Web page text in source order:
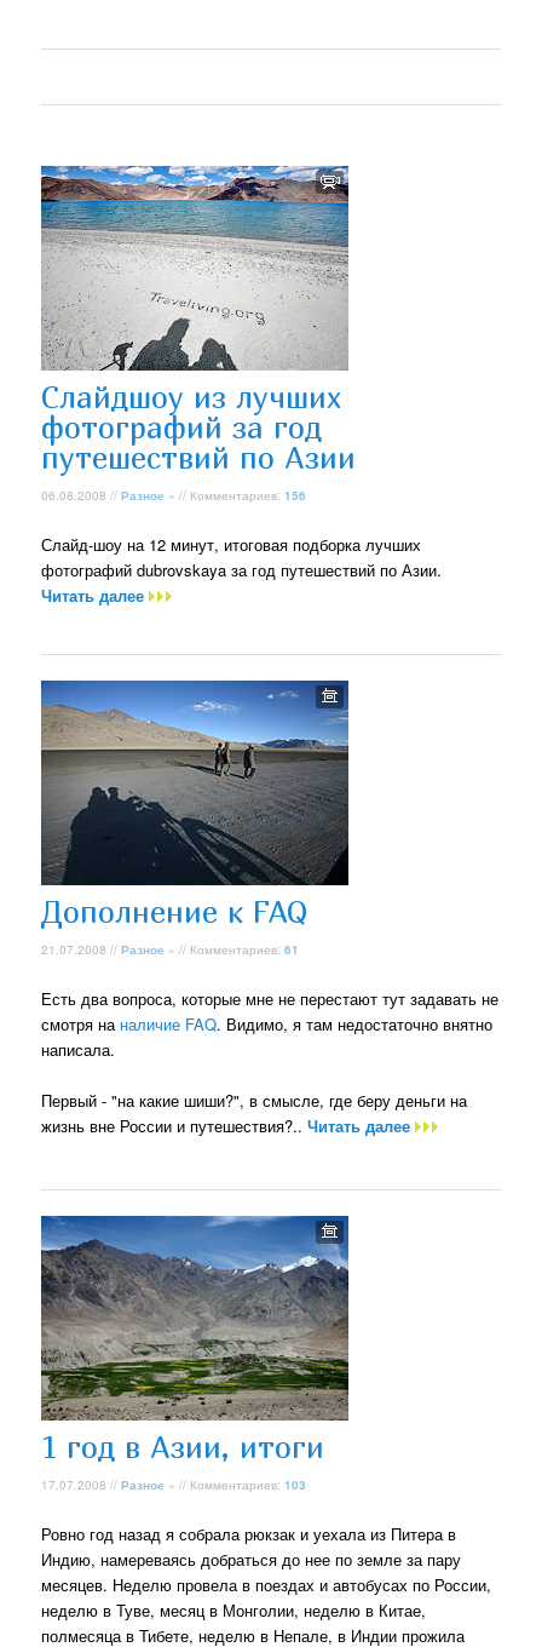
Слайдшоу из лучших
фотографий за год
путешествий по Азии
06.08.2008 //Разное » // Комментариев:156
Слайд-шоу на 12 минут, итоговая подборка лучших
фотографий dubrovskaya за год путешествий по Азии.
Читать далее
Дополнение к FAQ
21.07.2008 //Разное » // Комментариев:61
Есть два вопроса, которые мне не перестают тут задавать не
смотря на наличие FAQ. Видимо, я там недостаточно внятно
написала.
Первый - "на какие шиши?", в смысле, где беру деньги на
жизнь вне России и путешествия?..Читать далее
1 год в Азии, итоги
17.07.2008 //Разное » // Комментариев:103
Ровно год назад я собрала рюкзак и уехала из Питера в
Индию, намереваясь добраться до нее по земле за пару
месяцев. Неделю провела в поездах и автобусах по России,
неделю в Туве, месяц в Монголии, неделю в Китае,
полмесяца в Тибете, неделю в Непале, в Индии прожила